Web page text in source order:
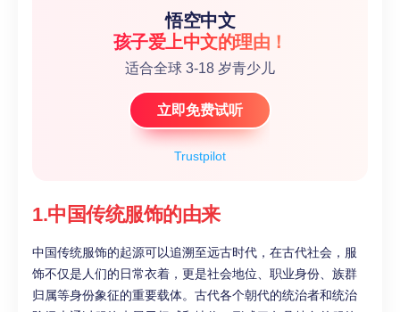
Trustpilot
悟空中文
孩子爱上中文的理由！
适合全球 3-18 岁青少儿
立即免费试听
1.中国传统服饰的由来
中国传统服饰的起源可以追溯至远古时代，在古代社会，服
饰不仅是人们的日常衣着，更是社会地位、职业身份、族群
归属等身份象征的重要载体。古代各个朝代的统治者和统治